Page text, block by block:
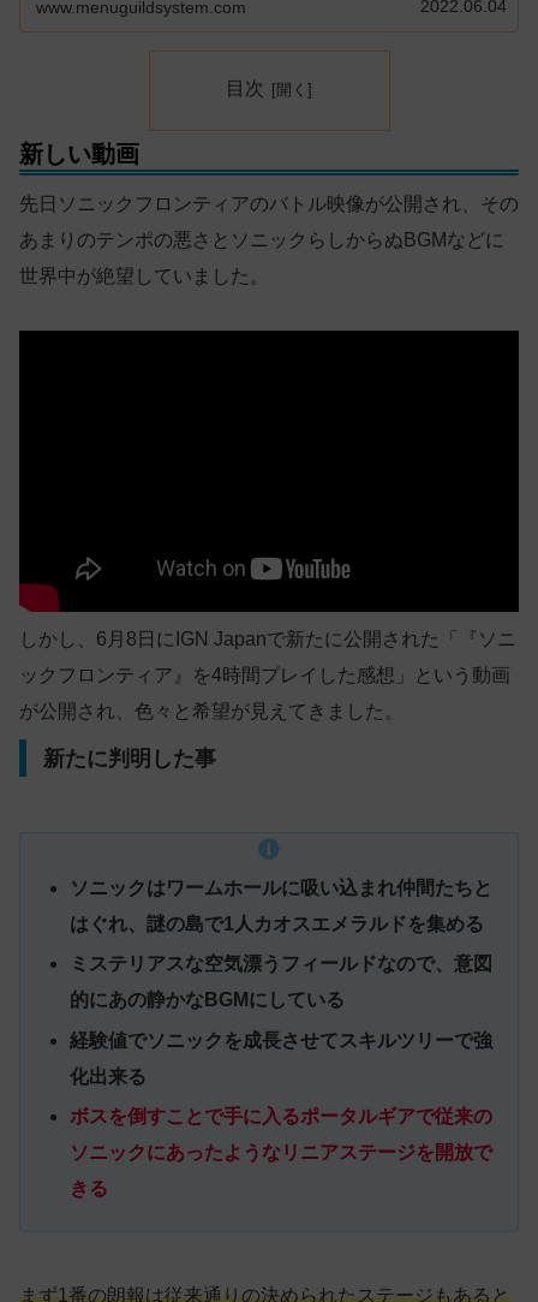
www.menuguildsystem.com 2022.06.04
目次
新しい動画
先日ソニックフロンティアのバトル映像が公開され、その
あまりのテンポの悪さとソニックらしからぬBGMなどに
世界中が絶望していました。
しかし、6月8日にIGN Japanで新たに公開された「『ソニ
ックフロンティア』を4時間プレイした感想」という動画
が公開され、色々と希望が見えてきました。
新たに判明した事
ソニックはワームホールに吸い込まれ仲間たちと
はぐれ、謎の島で1人カオスエメラルドを集める
ミステリアスな空気漂うフィールドなので、意図
的にあの静かなBGMにしている
経験値でソニックを成長させてスキルツリーで強
化出来る
ボスを倒すことで手に入るポータルギアで従来の
ソニックにあったようなリニアステージを開放で
きる
まず1番の朗報は従来通りの決められたステージもあると